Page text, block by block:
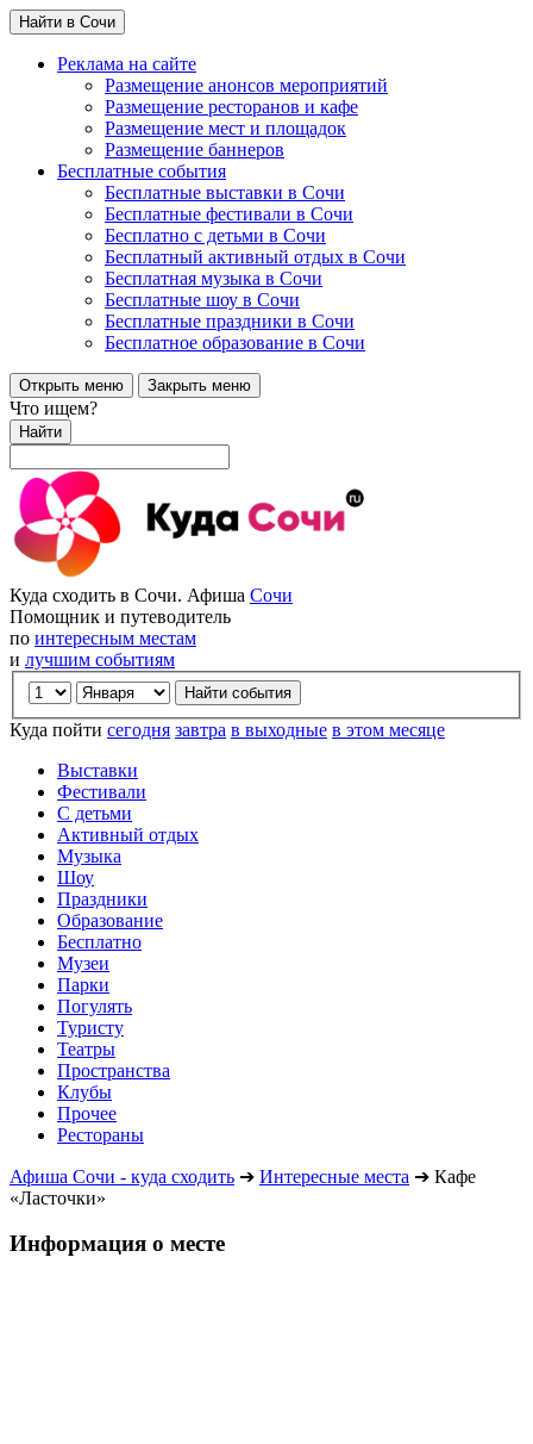
Найти в Сочи
Реклама на сайте
Размещение анонсов мероприятий
Размещение ресторанов и кафе
Размещение мест и площадок
Размещение баннеров
Бесплатные события
Бесплатные выставки в Сочи
Бесплатные фестивали в Сочи
Бесплатно с детьми в Сочи
Бесплатный активный отдых в Сочи
Бесплатная музыка в Сочи
Бесплатные шоу в Сочи
Бесплатные праздники в Сочи
Бесплатное образование в Сочи
Открыть меню Закрыть меню
Что ищем?
Найти
Куда сходить в Сочи. Афиша Сочи
Помощник и путеводитель
по интересным местам
и лучшим событиям
Куда пойти сегодня завтра в выходные в этом месяце
Выставки
Фестивали
С детьми
Активный отдых
Музыка
Шоу
Праздники
Образование
Бесплатно
Музеи
Парки
Погулять
Туристу
Театры
Пространства
Клубы
Прочее
Рестораны
Афиша Сочи - куда сходить ➔ Интересные места ➔ Кафе
«Ласточки»
Информация о месте